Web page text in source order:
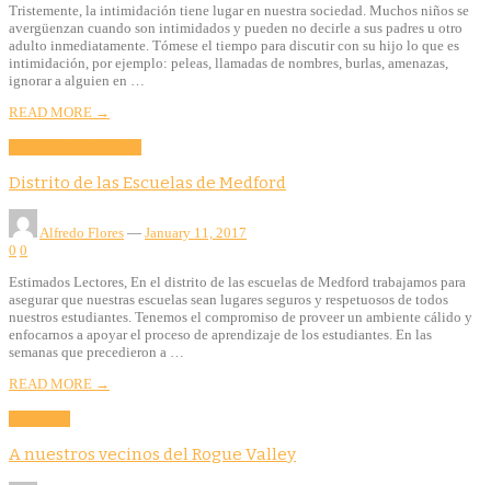
Tristemente, la intimidación tiene lugar en nuestra sociedad. Muchos niños se
avergüenzan cuando son intimidados y pueden no decirle a sus padres u otro
adulto inmediatamente. Tómese el tiempo para discutir con su hijo lo que es
intimidación, por ejemplo: peleas, llamadas de nombres, burlas, amenazas,
ignorar a alguien en …
READ MORE →
Distrito de las Escuelas de Medford
Alfredo Flores — January 11, 2017
0 0
Estimados Lectores, En el distrito de las escuelas de Medford trabajamos para
asegurar que nuestras escuelas sean lugares seguros y respetuosos de todos
nuestros estudiantes. Tenemos el compromiso de proveer un ambiente cálido y
enfocarnos a apoyar el proceso de aprendizaje de los estudiantes. En las
semanas que precedieron a …
READ MORE →
A nuestros vecinos del Rogue Valley